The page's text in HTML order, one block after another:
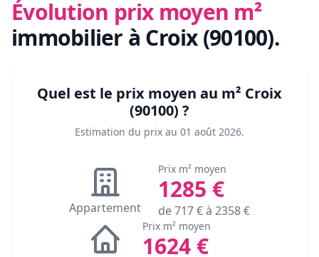
Évolution prix moyen m²
immobilier à Croix (90100).
Quel est le prix moyen au m² Croix
(90100) ?
Estimation du prix au 01 août 2026.
Appartement
Prix m² moyen
1285 €
de717€ à 2358€
Prix m² moyen
1624€